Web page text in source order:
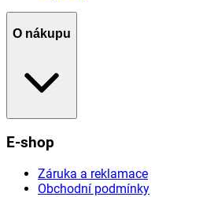
O nákupu
E-shop
Záruka a reklamace
Obchodní podmínky